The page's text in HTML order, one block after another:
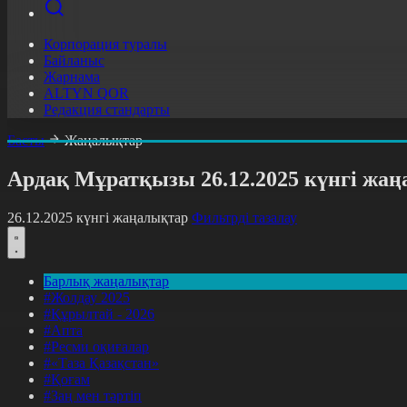
Корпорация туралы
Байланыс
Жарнама
ALTYN QOR
Редакция стандарты
Басты
Жаңалықтар
Ардақ Мұратқызы 26.12.2025 күнгі
26.12.2025 күнгі жаңалықтар Фильтрді тазалау
Барлық жаңалықтар
#Жолдау 2025
#Құрылтай - 2026
#Апта
#Ресми оқиғалар
#«Таза Қазақстан»
#Қоғам
#Заң мен тәртіп